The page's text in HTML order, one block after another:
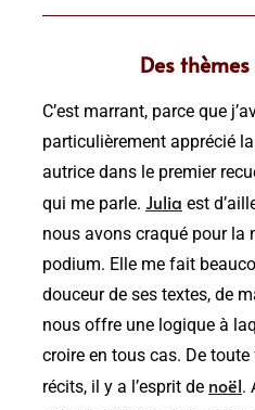
Des
C’est marrant, parce que
particulièrement apprécié
autrice dans le premier
qui me parle. Julia est
nous avons craqué pour la
podium. Elle me fait
douceur de ses textes, de
nous offre une logique à
croire en tous cas. De
récits, il y a l’esprit de noël.